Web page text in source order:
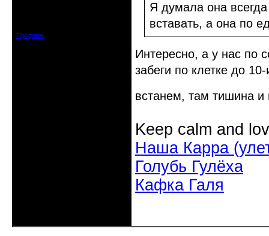
Профиль
Я думала она всегда
вставать, а она по
Интересно, а у нас по
забеги по клетке до
встанем, там тишина и
Keep calm and
Наша Карра
Голубь Гулёха
Кафка Галя